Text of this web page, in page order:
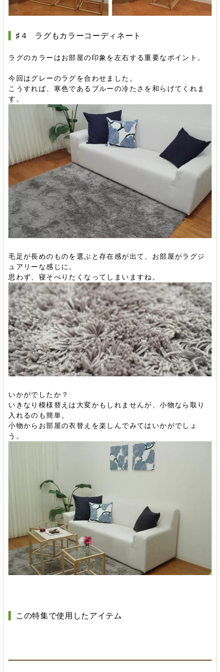
♯４ ラグもカラーコーディネート
ラグのカラーはお部屋の印象を左右する重要なポイント。
今回はグレーのラグを合わせました。
こうすれば、寒色であるブルーの冷たさを和らげてくれま
す。
毛足が長めのものを選ぶと存在感が出て、お部屋がラグジ
ュアリーな感じに。
思わず、寝そべりたくなってしまいますね。
いかがでしたか？
いきなり模様替えは大変かもしれませんが、小物なら取り
入れるのも簡単。
小物からお部屋の衣替えを楽しんでみてはいかがでしょ
う。
この特集で使用したアイテム